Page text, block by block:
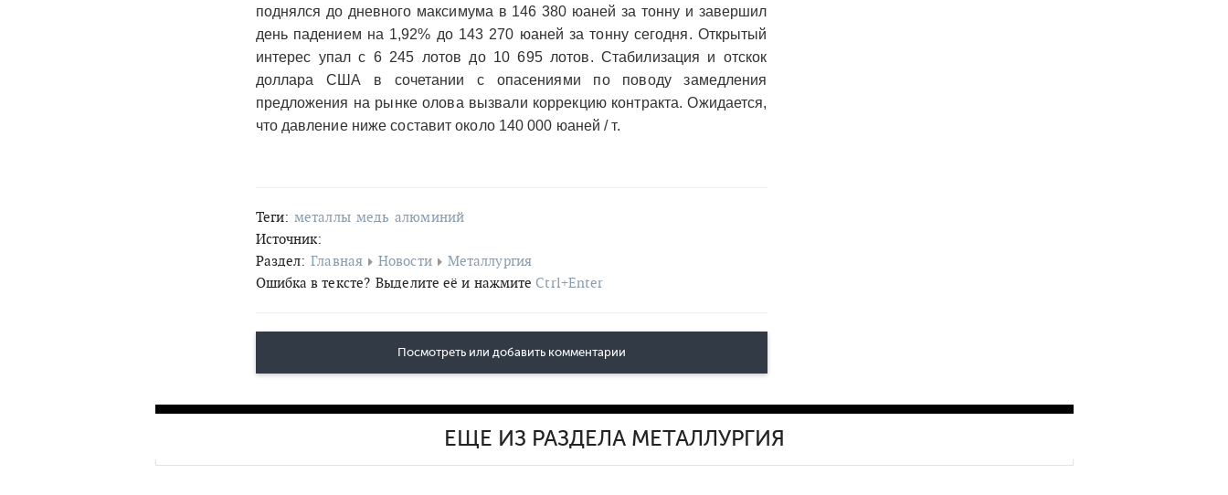
поднялся до дневного максимума в 146 380 юаней за тонну и завершил
день падением на 1,92% до 143 270 юаней за тонну сегодня. Открытый
интерес упал с 6 245 лотов до 10 695 лотов. Стабилизация и отскок
доллара США в сочетании с опасениями по поводу замедления
предложения на рынке олова вызвали коррекцию контракта. Ожидается,
что давление ниже составит около 140 000 юаней / т.
Теги: металлы медь алюминий
Источник:
Раздел: Главная Новости
Металлургия
Ошибка в тексте? Выделите её и нажмите Ctrl+Enter
Посмотреть или добавить комментарии
ЕЩЕ ИЗ РАЗДЕЛА МЕТАЛЛУРГИЯ